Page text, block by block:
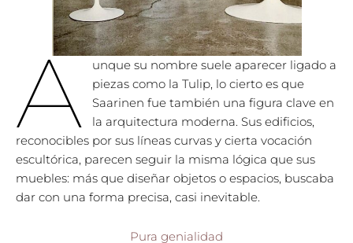
A
unque su nombre suele aparecer ligado a
piezas como la Tulip, lo cierto es que
Saarinen fue también una figura clave en
la arquitectura moderna. Sus edificios,
reconocibles por sus líneas curvas y cierta vocación
escultórica, parecen seguir la misma lógica que sus
muebles: más que diseñar objetos o espacios, buscaba
dar con una forma precisa, casi inevitable.
Pura genialidad